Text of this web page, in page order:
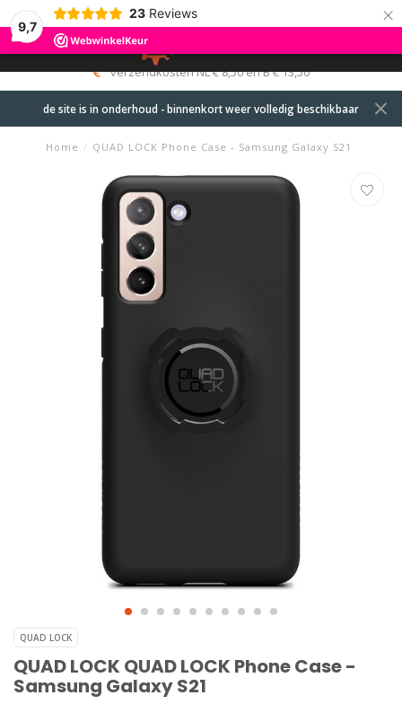
9,7
23 Reviews ×
MENU
0
verzendkosten NL € 8,50 en B € 13,50
de site is in onderhoud - binnenkort weer volledig beschikbaar
Home / QUAD LOCK Phone Case - Samsung Galaxy S21
QUAD LOCK
QUAD LOCK QUAD LOCK Phone Case -
Samsung Galaxy S21